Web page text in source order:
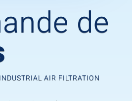
de
AIR FILTRATION